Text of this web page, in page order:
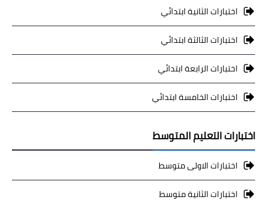
اختبارات الثانية ابتدائي
اختبارات الثالثة ابتدائي
اختبارات الرابعة ابتدائي
اختبارات الخامسة ابتدائي
اختبارات التعليم المتوسط
اختبارات الاولى متوسط
اختبارات الثانية متوسط